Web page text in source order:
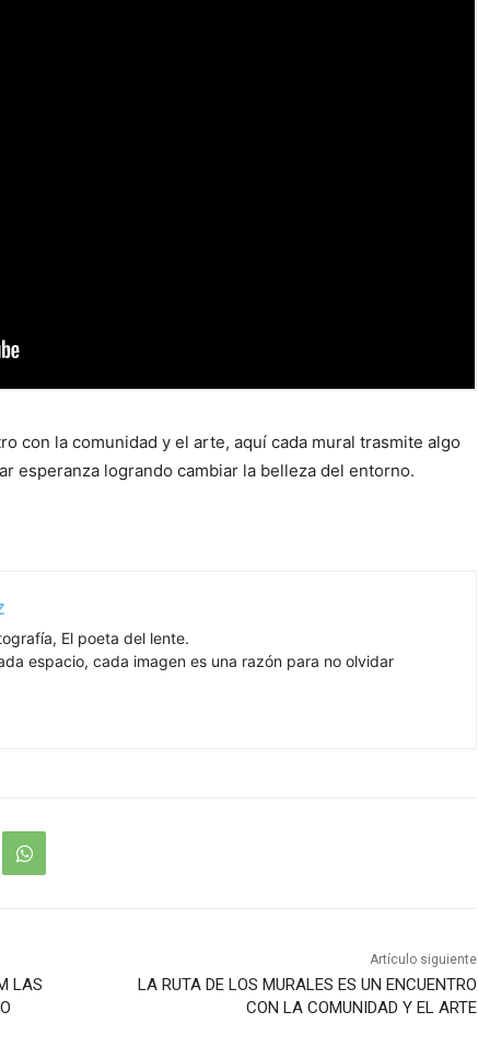
con la comunidad y el arte, aquí cada mural trasmite algo
esperanza logrando cambiar la belleza del entorno.
El poeta del lente.
espacio, cada imagen es una razón para no olvidar
LAS
Artículo siguiente
LA RUTA DE LOS MURALES ES UN ENCUENTRO
CON LA COMUNIDAD Y EL ARTE